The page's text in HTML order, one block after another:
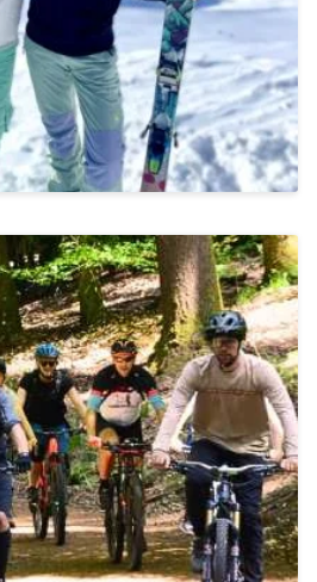
Ab 1.520€
Kommunikation &
Im Spessart
Ab 1.419€